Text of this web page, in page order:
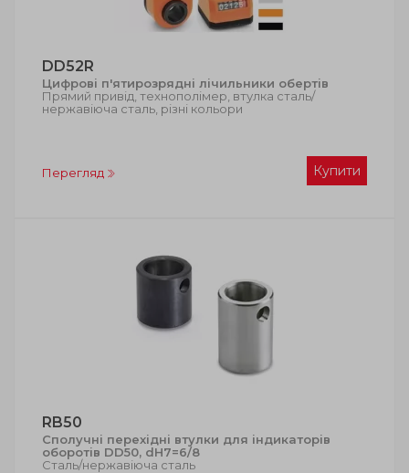
DD52R
Цифрові п'ятирозрядні лічильники обертів
Прямий привід, технополімер, втулка сталь/
нержавіюча сталь, різні кольори
Перегляд Купити
RB50
Сполучні перехідні втулки для індикаторів
оборотів DD50, dH7=6/8
Сталь/нержавіюча сталь